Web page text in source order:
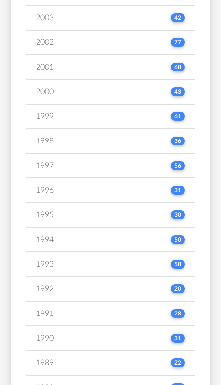
2003 42
2002 77
2001 68
2000 43
1999 61
1998 36
1997 56
1996 31
1995 30
1994 50
1993 58
1992 20
1991 28
1990 31
1989 22